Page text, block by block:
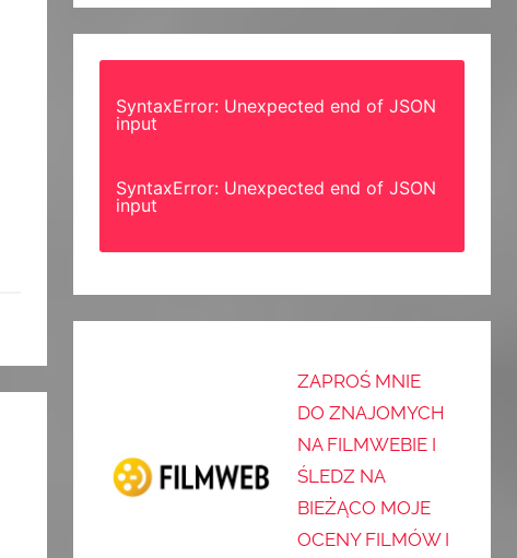
SyntaxError: Unexpected end of JSON
input
SyntaxError: Unexpected end of JSON
input
ZAPROŚ MNIE
DO ZNAJOMYCH
NA FILMWEBIE I
ŚLEDZ NA
BIEŻĄCO MOJE
OCENY FILMÓW I